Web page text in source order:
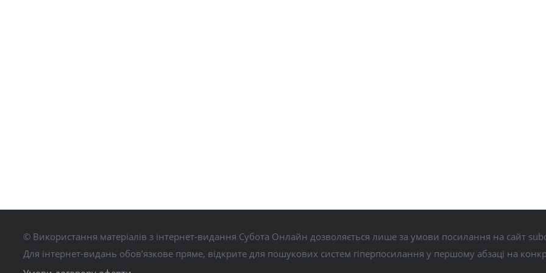
© Використання матеріалів з інтернет-видання Субота Онлайн дозволяється лише за умови посилання на сайт
Для інтернет-видань обов’язкове пряме, відкрите для пошукових систем гіперпосилання у першому абзаці на